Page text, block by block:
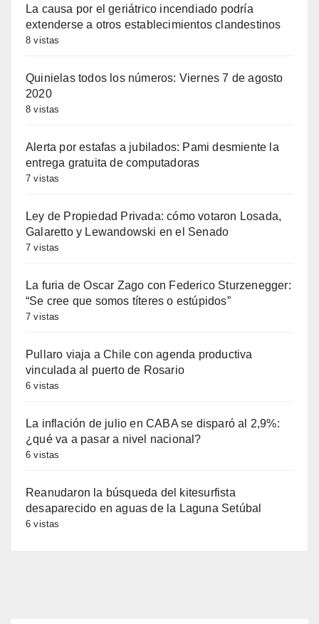
La causa por el geriátrico incendiado podría
extenderse a otros establecimientos clandestinos
8 vistas
Quinielas todos los números: Viernes 7 de agosto
2020
8 vistas
Alerta por estafas a jubilados: Pami desmiente la
entrega gratuita de computadoras
7 vistas
Ley de Propiedad Privada: cómo votaron Losada,
Galaretto y Lewandowski en el Senado
7 vistas
La furia de Oscar Zago con Federico Sturzenegger:
“Se cree que somos títeres o estúpidos”
7 vistas
Pullaro viaja a Chile con agenda productiva
vinculada al puerto de Rosario
6 vistas
La inflación de julio en CABA se disparó al 2,9%:
¿qué va a pasar a nivel nacional?
6 vistas
Reanudaron la búsqueda del kitesurfista
desaparecido en aguas de la Laguna Setúbal
6 vistas